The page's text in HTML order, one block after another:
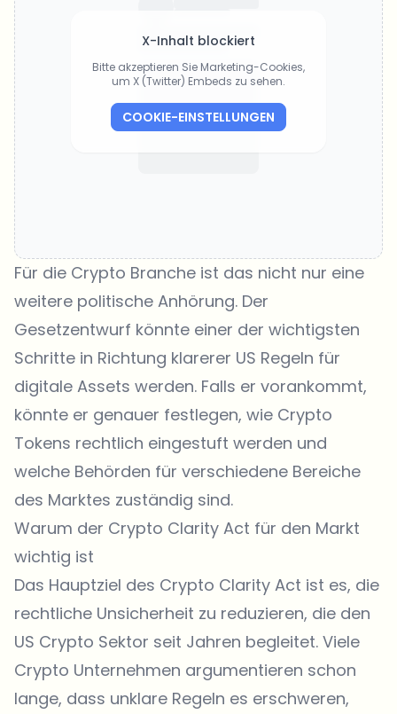
X-Inhalt blockiert
Bitte akzeptieren Sie Marketing-Cookies,
um X (Twitter) Embeds zu sehen.
COOKIE-EINSTELLUNGEN
Für die Crypto Branche ist das nicht nur eine
weitere politische Anhörung. Der
Gesetzentwurf könnte einer der wichtigsten
Schritte in Richtung klarerer US Regeln für
digitale Assets werden. Falls er vorankommt,
könnte er genauer festlegen, wie Crypto
Tokens rechtlich eingestuft werden und
welche Behörden für verschiedene Bereiche
des Marktes zuständig sind.
Warum der Crypto Clarity Act für den Markt
wichtig ist
Das Hauptziel des Crypto Clarity Act ist es, die
rechtliche Unsicherheit zu reduzieren, die den
US Crypto Sektor seit Jahren begleitet. Viele
Crypto Unternehmen argumentieren schon
lange, dass unklare Regeln es erschweren,